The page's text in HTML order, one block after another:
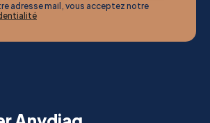
adresse mail, vous acceptez notre